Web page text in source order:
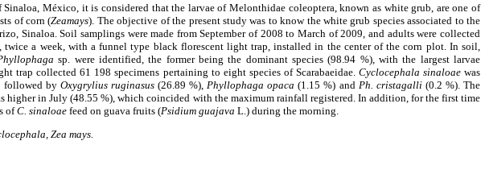
Sinaloa, México, it is considered that the larvae of Melonthidae coleoptera, known as white grub, are one of
of corn (Zeamays). The objective of the present study was to know the white grub species associated to the
Sinaloa. Soil samplings were made from September of 2008 to March of 2009, and adults were collected
a week, with a funnel type black florescent light trap, installed in the center of the corn plot. In soil,
sp. were identified, the former being the dominant species (98.94 %), with the largest larvae
trap collected 61 198 specimens pertaining to eight species of Scarabaeidae. Cyclocephala sinaloaewas
followed by Oxygrylius ruginasus(26.89 %), Phyllophaga opaca (1.15 %) and Ph. cristagalli(0.2 %). The
higher in July (48.55 %), which coincided with the maximum rainfall registered. In addition, for the first time
ofC. sinaloae feed on guava fruits (Psidium guajava L.) during the morning.
Zea mays.